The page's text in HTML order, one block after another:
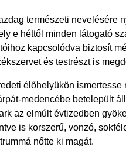
természeti nevelésére
e héttől minden látogató
kapcsolódva biztosít
és testrészt is
élőhelyükön
medencébe betelepült
az elmúlt évtizedben
is korszerű, vonzó,
nőtte ki magát.